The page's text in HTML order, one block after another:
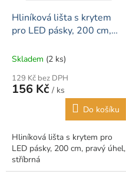
Hliníková lišta s krytem
pro LED pásky, 200 cm,
Skladem (2 ks)
129 Kč bez DPH
156 Kč / ks
Do košíku
Hliníková lišta s krytem pro
LED pásky, 200 cm, pravý úhel,
stříbrná